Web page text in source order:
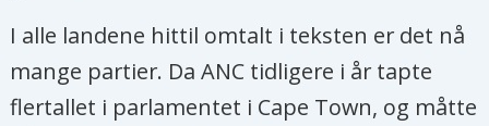
I alle landene hittil omtalt i teksten er det nå
mange partier. Da ANC tidligere i år tapte
flertallet i parlamentet i Cape Town, og måtte